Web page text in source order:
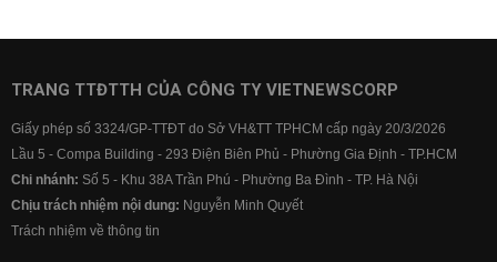
TRANG TTĐTTH CỦA CÔNG TY VIETNEWSCORP
Giấy phép số 3324/GP-TTĐT do Sở VH&TT TPHCM cấp ngày 20/3/2026
Lầu 5 - Compa Building - 293 Điện Biên Phủ - Phường Gia Định - TP.HCM
Chi nhánh: Số 5 - Khu 38A Trần Phú - Phường Ba Đình - TP. Hà Nội
Chịu trách nhiệm nội dung: Nguyễn Minh Quyết
Trách nhiệm về thông tin